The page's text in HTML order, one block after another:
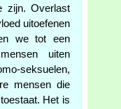
zijn. Overlast
uitoefenen
we tot een
uiten
seksuelen,
mensen die
Het is